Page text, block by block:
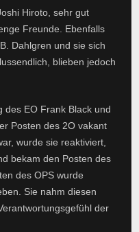
Hiroto, sehr gut
Freunde. Ebenfalls
Dahlgren und sie sich
blieben jedoch
des EO Frank Black und
Posten des 2O vakant
wurde sie reaktiviert,
bekam den Posten des
des OPS wurde
Sie nahm diesen
der